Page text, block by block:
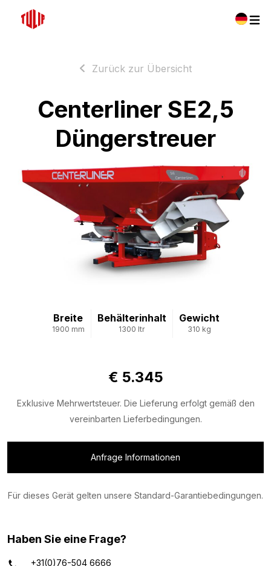
Zurück zur Übersicht
Centerliner SE2,5
Düngerstreuer
Breite
1900 mm
Behälterinhalt
1300 ltr
Gewicht
310 kg
€ 5.345
Exklusive Mehrwertsteuer. Die Lieferung erfolgt gemäß den
vereinbarten Lieferbedingungen.
Anfrage Informationen
Für dieses Gerät gelten unsere Standard-Garantiebedingungen.
Haben Sie eine Frage?
+31(0)76-504 6666